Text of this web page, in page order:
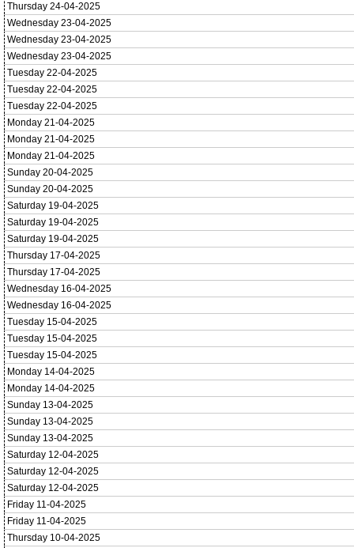
Thursday 24-04-2025
Wednesday 23-04-2025
Wednesday 23-04-2025
Wednesday 23-04-2025
Tuesday 22-04-2025
Tuesday 22-04-2025
Tuesday 22-04-2025
Monday 21-04-2025
Monday 21-04-2025
Monday 21-04-2025
Sunday 20-04-2025
Sunday 20-04-2025
Saturday 19-04-2025
Saturday 19-04-2025
Saturday 19-04-2025
Thursday 17-04-2025
Thursday 17-04-2025
Wednesday 16-04-2025
Wednesday 16-04-2025
Tuesday 15-04-2025
Tuesday 15-04-2025
Tuesday 15-04-2025
Monday 14-04-2025
Monday 14-04-2025
Sunday 13-04-2025
Sunday 13-04-2025
Sunday 13-04-2025
Saturday 12-04-2025
Saturday 12-04-2025
Saturday 12-04-2025
Friday 11-04-2025
Friday 11-04-2025
Thursday 10-04-2025